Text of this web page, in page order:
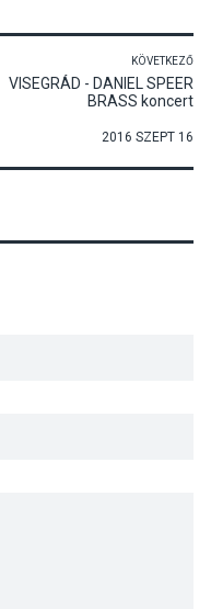
KÖVETKEZŐ
VISEGRÁD - DANIEL SPEER
BRASS koncert
2016 SZEPT 16